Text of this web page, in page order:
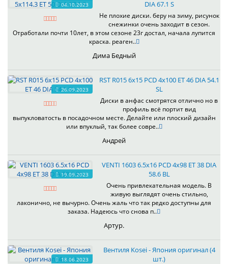
04.10.2023
DIA 67.1 S
Не плохие диски. беру на зиму, рисунок
снежинки очень заходит в сезон.
Отработали почти 10лет, в этом сезоне 23г достал, начала лупится
краска. реаген..
Дима Бедный
26.09.2023
RST R015 6x15 PCD 4x100 ET 46 DIA 54.1
SL
Диски в анфас смотрятся отлично но в
профиль всё портит вид
выпукловатость в посадочном месте. Делайте или плоский дизайн
или впуклый, так более совре..
Андрей
19.09.2023
VENTI 1603 6.5x16 PCD 4x98 ET 38 DIA
58.6 BL
Очень привлекательная модель. В
живую выглядят очень стильно,
лаконично, не вычурно. Очень жаль что так редко доступны для
заказа. Надеюсь что снова п..
Артур.
18.06.2023
Вентиля Kosei - Япония оригинал (4
шт.)